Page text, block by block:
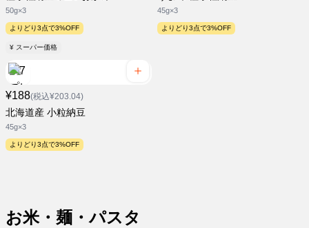
50g×3
よりどり3点で3%OFF
¥ スーパー価格
45g×3
よりどり3点で3%OFF
¥188(税込¥203.04)
北海道産 小粒納豆
45g×3
よりどり3点で3%OFF
お米・麺・パスタ